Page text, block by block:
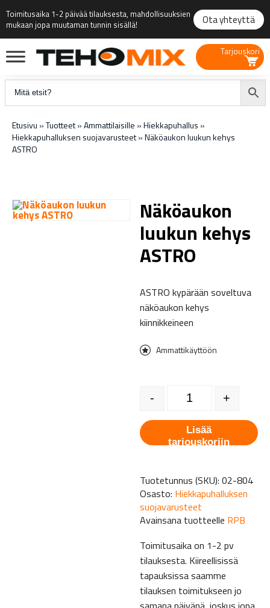
Toimitusaika 1-2 päivää tilauksesta, mahdollisuuksien
mukaan jopa muutaman tunnin sisällä!
Ota yhteyttä
Tarjouskori
Etusivu »Tuotteet»Ammattilaisille »Hiekkapuhallus »
Hiekkapuhalluksen suojavarusteet»Näköaukon luukun kehys
ASTRO
Näköaukon
luukun kehys
ASTRO
ASTRO kypärään soveltuva
näköaukon kehys
kiinnikkeineen
Ammattikäyttöön
Näköaukon luukun kehys
- +
Lisää
tarjouskoriin
Tuotetunnus (SKU):02-804
Osasto: Hiekkapuhalluksen
suojavarusteet
Avainsana tuotteelle RPB
Toimitusaika on 1-2 pv
tilauksesta. Kiireellisissä
tapauksissa saamme
tilauksen toimitukseen jo